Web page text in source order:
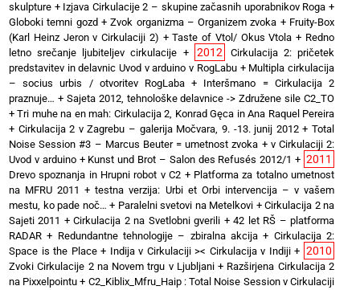
skulpture + Izjava Cirkulacije 2 – skupine začasnih uporabnikov Roga +
Globoki temni gozd +Zvok organizma – Organizem zvoka + Fruity-Box
(Karl Heinz Jeron v Cirkulaciji 2) +Taste of Vtol/ Okus Vtola + Redno
letno srečanje ljubiteljev cirkulacije + 2012
Cirkulacija 2: pričetek
predstavitev in delavnic Uvod v arduino v RogLabu+ Multipla cirkulacija
– socius urbis / otvoritev RogLaba + Interšmano = Cirkulacija 2
praznuje… + Sajeta 2012, tehnološke delavnice -> Združene sile C2_TO
+Tri muhe na en mah: Cirkulacija 2, Konrad Gęca in Ana Raquel Pereira
+ Cirkulacija 2 v Zagrebu – galerija Močvara, 9. -13. junij 2012+Total
Noise Session #3 – Marcus Beuter = umetnost zvoka + v Cirkulaciji 2:
Uvod v arduino+ Kunst und Brot – Salon des Refusés 2012/1 + 2011
Drevo spoznanja in Hrupni robot v C2 + Platforma za totalno umetnost
na MFRU 2011 +testna verzija: Urbi et Orbi intervencija – v vašem
mestu, ko pade noč… + Paralelni svetovi na Metelkovi + Cirkulacija 2 na
Sajeti 2011 +Cirkulacija 2 na Svetlobni gverili +42 let RŠ – platforma
RADAR + Redundantne tehnologije – zbiralna akcija + Cirkulacija 2:
Space is the Place+ Indija v Cirkulaciji >< Cirkulacija v Indiji+ 2010
Zvoki Cirkulacije 2 na Novem trgu v Ljubljani+ Razširjena Cirkulacija 2
na Pixxelpointu + C2_Kiblix_Mfru_Haip : Total Noise Session v Cirkulaciji